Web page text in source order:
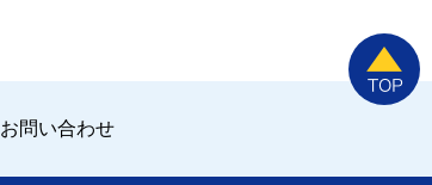
お問い合わせ